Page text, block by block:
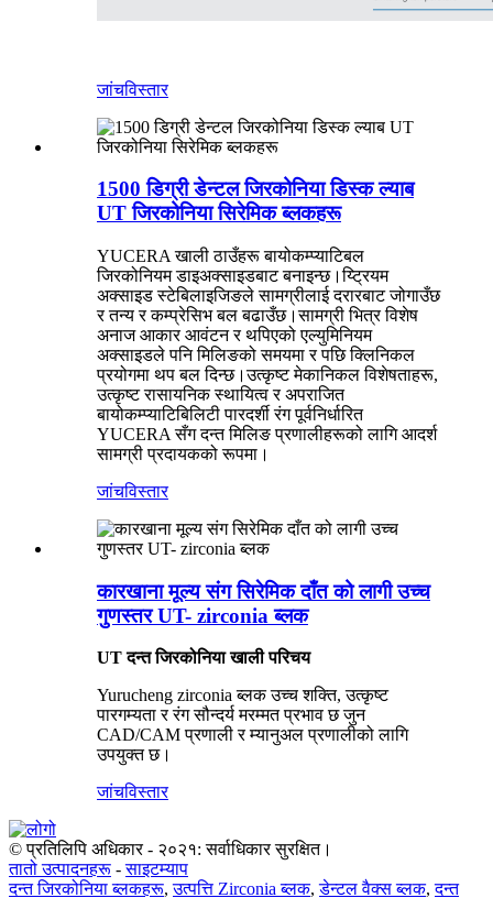
जांचविस्तार
1500 डिग्री डेन्टल जिरकोनिया डिस्क ल्याब
UT जिरकोनिया सिरेमिक ब्लकहरू
YUCERA खाली ठाउँहरू बायोकम्प्याटिबल
जिरकोनियम डाइअक्साइडबाट बनाइन्छ।य्ट्रियम
अक्साइड स्टेबिलाइजिङले सामग्रीलाई दरारबाट जोगाउँछ
र तन्य र कम्प्रेसिभ बल बढाउँछ।सामग्री भित्र विशेष
अनाज आकार आवंटन र थपिएको एल्युमिनियम
अक्साइडले पनि मिलिङको समयमा र पछि क्लिनिकल
प्रयोगमा थप बल दिन्छ।उत्कृष्ट मेकानिकल विशेषताहरू,
उत्कृष्ट रासायनिक स्थायित्व र अपराजित
बायोकम्प्याटिबिलिटी पारदर्शी रंग पूर्वनिर्धारित
YUCERA सँग दन्त मिलिङ प्रणालीहरूको लागि आदर्श
सामग्री प्रदायकको रूपमा।
जांचविस्तार
कारखाना मूल्य संग सिरेमिक दाँत को लागी उच्च
गुणस्तर UT- zirconia ब्लक
UT दन्त जिरकोनिया खाली परिचय
Yurucheng zirconia ब्लक उच्च शक्ति, उत्कृष्ट
पारगम्यता र रंग सौन्दर्य मरम्मत प्रभाव छ जुन
CAD/CAM प्रणाली र म्यानुअल प्रणालीको लागि
उपयुक्त छ।
जांचविस्तार
© प्रतिलिपि अधिकार - २०२१: सर्वाधिकार सुरक्षित।
तातो उत्पादनहरू -साइटम्याप
दन्त जिरकोनिया ब्लकहरू,उत्पत्ति Zirconia ब्लक,डेन्टल वैक्स ब्लक,दन्त